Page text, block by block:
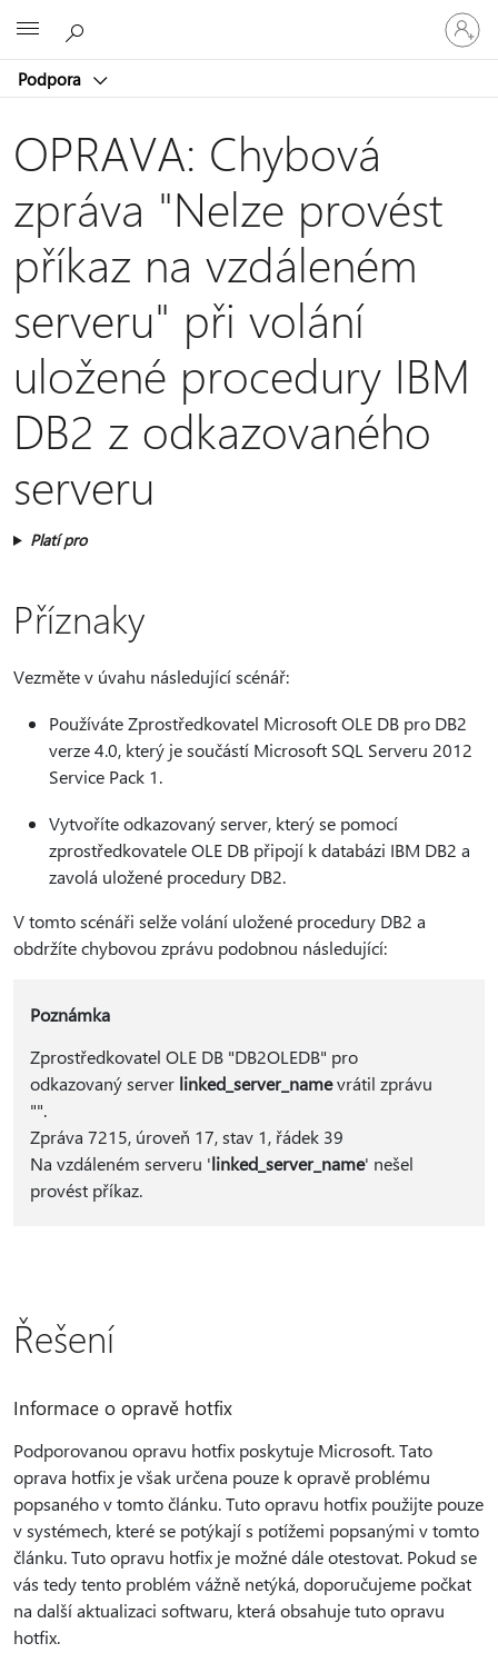
Podpora
Přihlaste
se
ke
účtu
OPRAVA: Chybová
zpráva "Nelze provést
příkaz na vzdáleném
serveru" při volání
uložené procedury IBM
DB2 z odkazovaného
serveru
Platí pro
Příznaky
Vezměte v úvahu následující scénář:
Používáte Zprostředkovatel Microsoft OLE DB pro DB2
verze 4.0, který je součástí Microsoft SQL Serveru 2012
Service Pack 1.
Vytvoříte odkazovaný server, který se pomocí
zprostředkovatele OLE DB připojí k databázi IBM DB2 a
zavolá uložené procedury DB2.
V tomto scénáři selže volání uložené procedury DB2 a
obdržíte chybovou zprávu podobnou následující:
Poznámka
Zprostředkovatel OLE DB "DB2OLEDB" pro
odkazovaný server linked_server_namevrátil zprávu
"".
Zpráva 7215, úroveň 17, stav 1, řádek 39
Na vzdáleném serveru 'linked_server_name' nešel
provést příkaz.
Řešení
Informace o opravě hotfix
Podporovanou opravu hotfix poskytuje Microsoft. Tato
oprava hotfix je však určena pouze k opravě problému
popsaného v tomto článku. Tuto opravu hotfix použijte pouze
v systémech, které se potýkají s potížemi popsanými v tomto
článku. Tuto opravu hotfix je možné dále otestovat. Pokud se
vás tedy tento problém vážně netýká, doporučujeme počkat
na další aktualizaci softwaru, která obsahuje tuto opravu
hotfix.